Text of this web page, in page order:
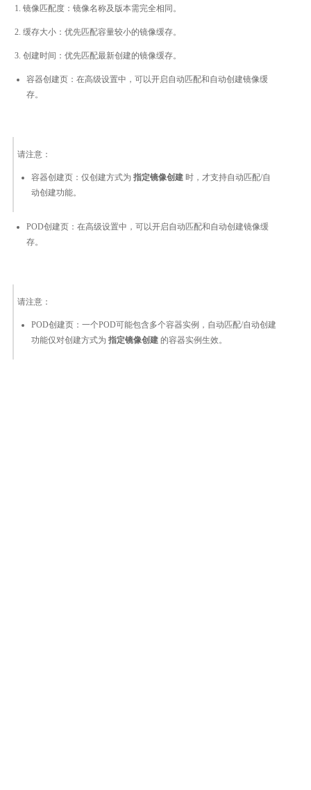
镜像匹配度：镜像名称及版本需完全相同。
缓存大小：优先匹配容量较小的镜像缓存。
创建时间：优先匹配最新创建的镜像缓存。
容器创建页：在高级设置中，可以开启自动匹配和自动创建镜像缓
存。
请注意：
容器创建页：仅创建方式为 指定镜像创建 时，才支持自动匹配/自
动创建功能。
POD创建页：在高级设置中，可以开启自动匹配和自动创建镜像缓
存。
请注意：
POD创建页：一个POD可能包含多个容器实例，自动匹配/自动创建
功能仅对创建方式为 指定镜像创建 的容器实例生效。